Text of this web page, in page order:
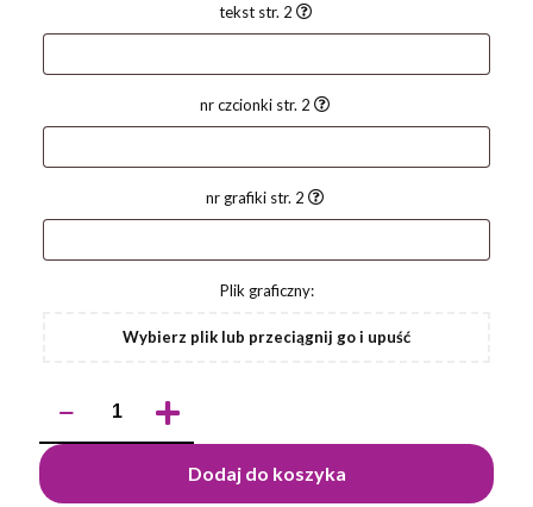
tekst str. 2
nr czcionki str. 2
nr grafiki str. 2
Plik graficzny:
Wybierz plik lub przeciągnij go i upuść
Długopis
Softano,
pomarańczowy
Dodaj do koszyka